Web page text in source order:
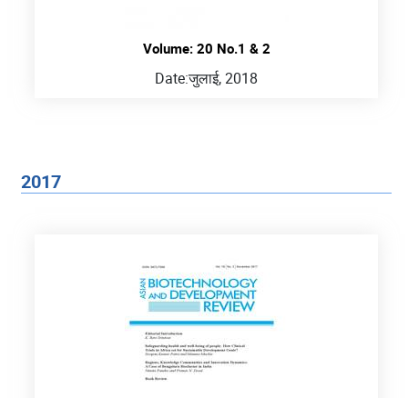
Volume: 20 No.1 & 2
Date:जुलाई, 2018
2017